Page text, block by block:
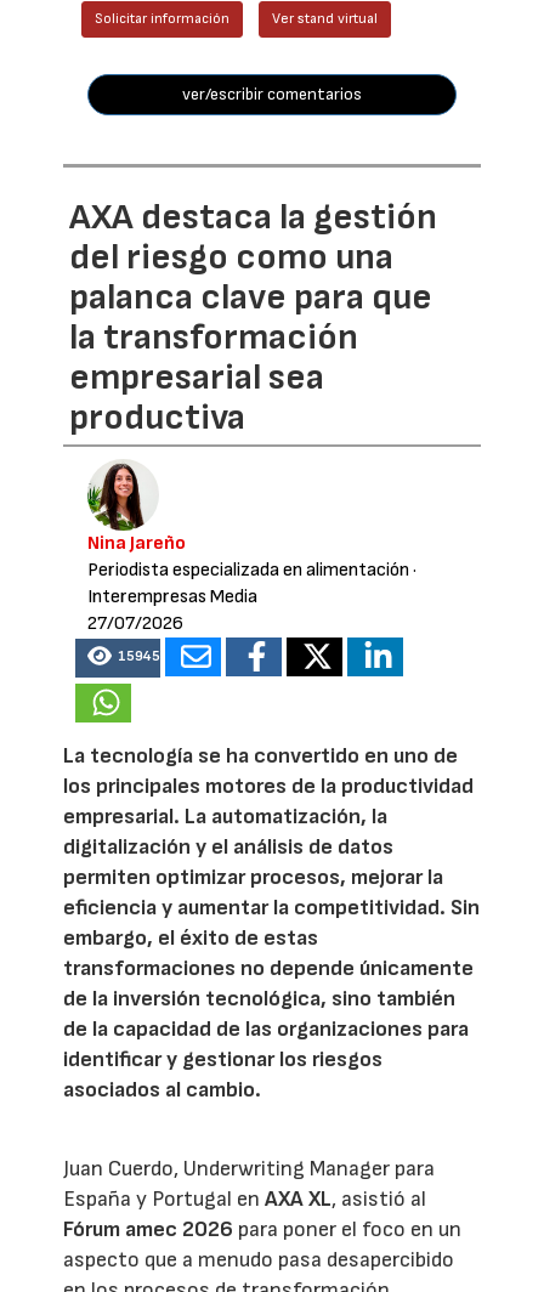
Solicitar información Ver stand virtual
ver/escribir comentarios
AXA destaca la gestión
del riesgo como una
palanca clave para que
la transformación
empresarial sea
productiva
Nina Jareño
Periodista especializada en alimentación ·
Interempresas Media
27/07/2026
15945
La tecnología se ha convertido en uno de
los principales motores de la productividad
empresarial. La automatización, la
digitalización y el análisis de datos
permiten optimizar procesos, mejorar la
eficiencia y aumentar la competitividad. Sin
embargo, el éxito de estas
transformaciones no depende únicamente
de la inversión tecnológica, sino también
de la capacidad de las organizaciones para
identificar y gestionar los riesgos
asociados al cambio.
Juan Cuerdo, Underwriting Manager para
España y Portugal enAXA XL, asistió al
Fórum amec 2026 para poner el foco en un
aspecto que a menudo pasa desapercibido